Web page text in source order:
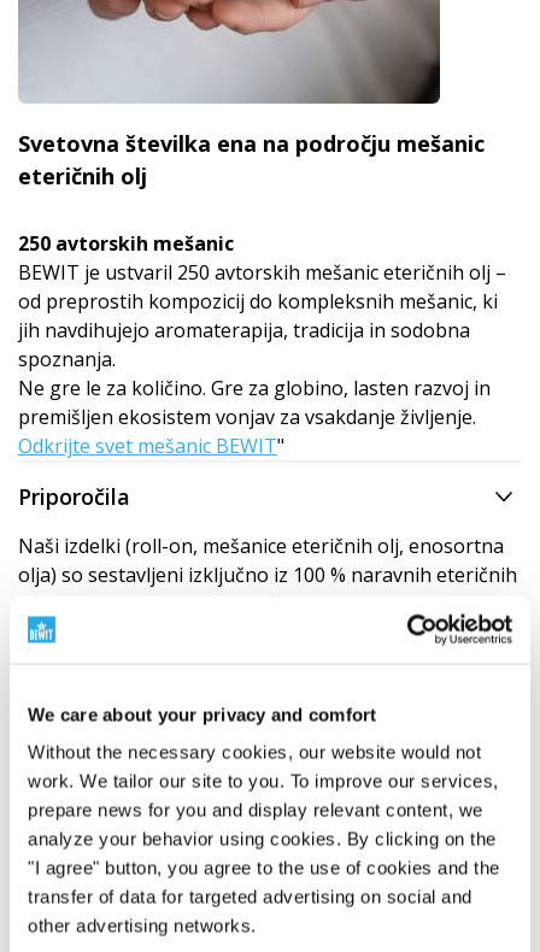
We care about your privacy and comfort
Without the necessary cookies, our website would not
work. We tailor our site to you. To improve our services,
prepare news for you and display relevant content, we
analyze your behavior using cookies. By clicking on the
"I agree" button, you agree to the use of cookies and the
transfer of data for targeted advertising on social and
other advertising networks.
Svetovna številka ena na področju mešanic
eteričnih olj
250 avtorskih mešanic
BEWIT je ustvaril 250 avtorskih mešanic eteričnih olj –
od preprostih kompozicij do kompleksnih mešanic, ki
jih navdihujejo aromaterapija, tradicija in sodobna
spoznanja.
Ne gre le za količino. Gre za globino, lasten razvoj in
premišljen ekosistem vonjav za vsakdanje življenje.
Odkrijte svet mešanic BEWIT"
Priporočila
Naši izdelki (roll-on, mešanice eteričnih olj, enosortna
olja) so sestavljeni izključno iz 100 % naravnih eteričnih
olj. Ker sta kakovost in kemična sestava teh naravnih
surovin odvisni od številnih spremenljivk, kot soizvor
olja ne bo nikoli stoodstotno enakaprejšnji. Ta
neizogibna naravna variabilnost pomeni, da se lahko
tudi naša končna eterična mešanica nekoliko razlikuje
v drobniharomatičnih tonih ali intenzivnosti . Vendar
so te subtilne nianse dokaz pristnosti in naravne
sestaveizdelka, ne pa znak zmanjšane kakovosti.
Vedno se držimo natančnega recepta in uporabljamo
surovine najvišje kakovosti.